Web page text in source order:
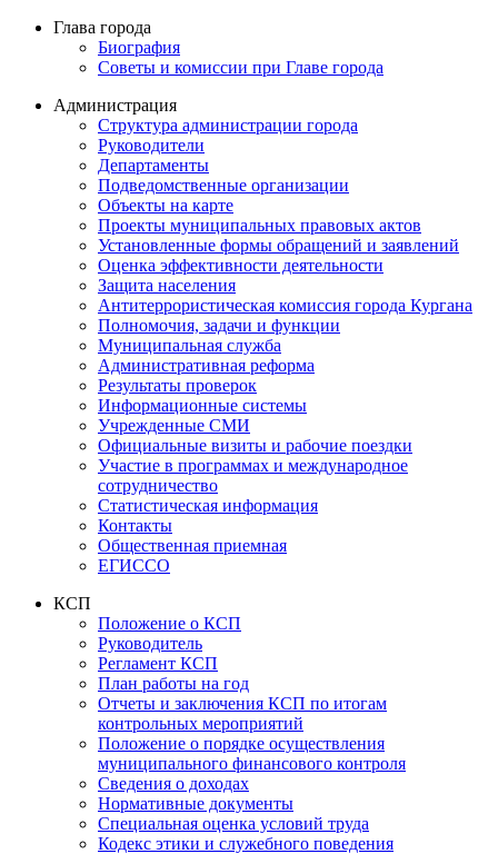
Глава города
Биография
Советы и комиссии при Главе города
Администрация
Структура администрации города
Руководители
Департаменты
Подведомственные организации
Объекты на карте
Проекты муниципальных правовых актов
Установленные формы обращений и заявлений
Оценка эффективности деятельности
Защита населения
Антитеррористическая комиссия города Кургана
Полномочия, задачи и функции
Муниципальная служба
Административная реформа
Результаты проверок
Информационные системы
Учрежденные СМИ
Официальные визиты и рабочие поездки
Участие в программах и международное
сотрудничество
Статистическая информация
Контакты
Общественная приемная
ЕГИССО
КСП
Положение о КСП
Руководитель
Регламент КСП
План работы на год
Отчеты и заключения КСП по итогам
контрольных мероприятий
Положение о порядке осуществления
муниципального финансового контроля
Сведения о доходах
Нормативные документы
Специальная оценка условий труда
Кодекс этики и служебного поведения